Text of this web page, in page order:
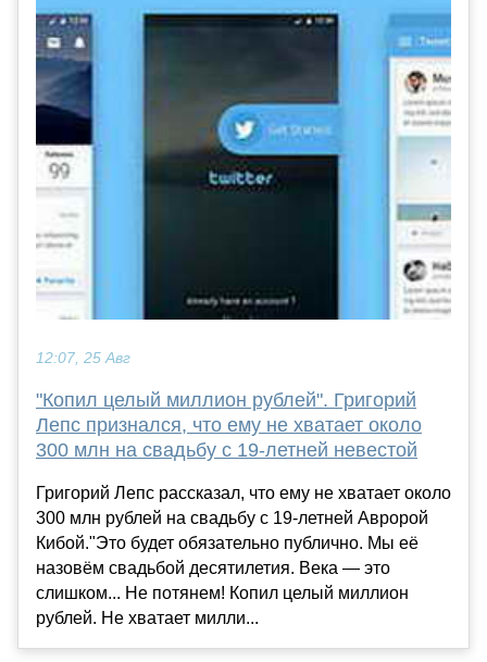
12:07, 25 Авг
"Копил целый миллион рублей". Григорий
Лепс признался, что ему не хватает около
300 млн на свадьбу с 19-летней невестой
Григорий Лепс рассказал, что ему не хватает около
300 млн рублей на свадьбу с 19-летней Авророй
Кибой."Это будет обязательно публично. Мы её
назовём свадьбой десятилетия. Века — это
слишком... Не потянем! Копил целый миллион
рублей. Не хватает милли...